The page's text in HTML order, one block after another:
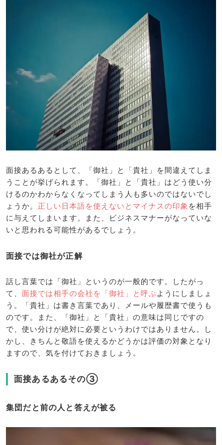
面接あるあるとして、「御社」と「貴社」を間違えてしま
うことが挙げられます。「御社」と「貴社」はどう使い分
けるのかわからなくなってしまう人も多いのではないでし
ょうか。 正しい日本語を使えないとマイナスの印象 を相手
に与えてしまいます。また、ビジネスマナーがなっていな
いと思われる可能性があるでしょう。
面接では御社が正解
話し言葉では「御社」というのが一般的です。したがっ
て、 面接では相手の会社を「御社」と呼ぶ ようにしましょ
う。「貴社」は書き言葉であり、メールや履歴書で使うも
のです。また、「御社」と「貴社」の意味は同じですの
で、使い分けが絶対に必要というわけではありません。し
かし、きちんと敬語を使えるかどうかは評価の対象となり
ますので、気を付けておきましょう。
面接あるあるその③
集団だと前の人と答えが被る